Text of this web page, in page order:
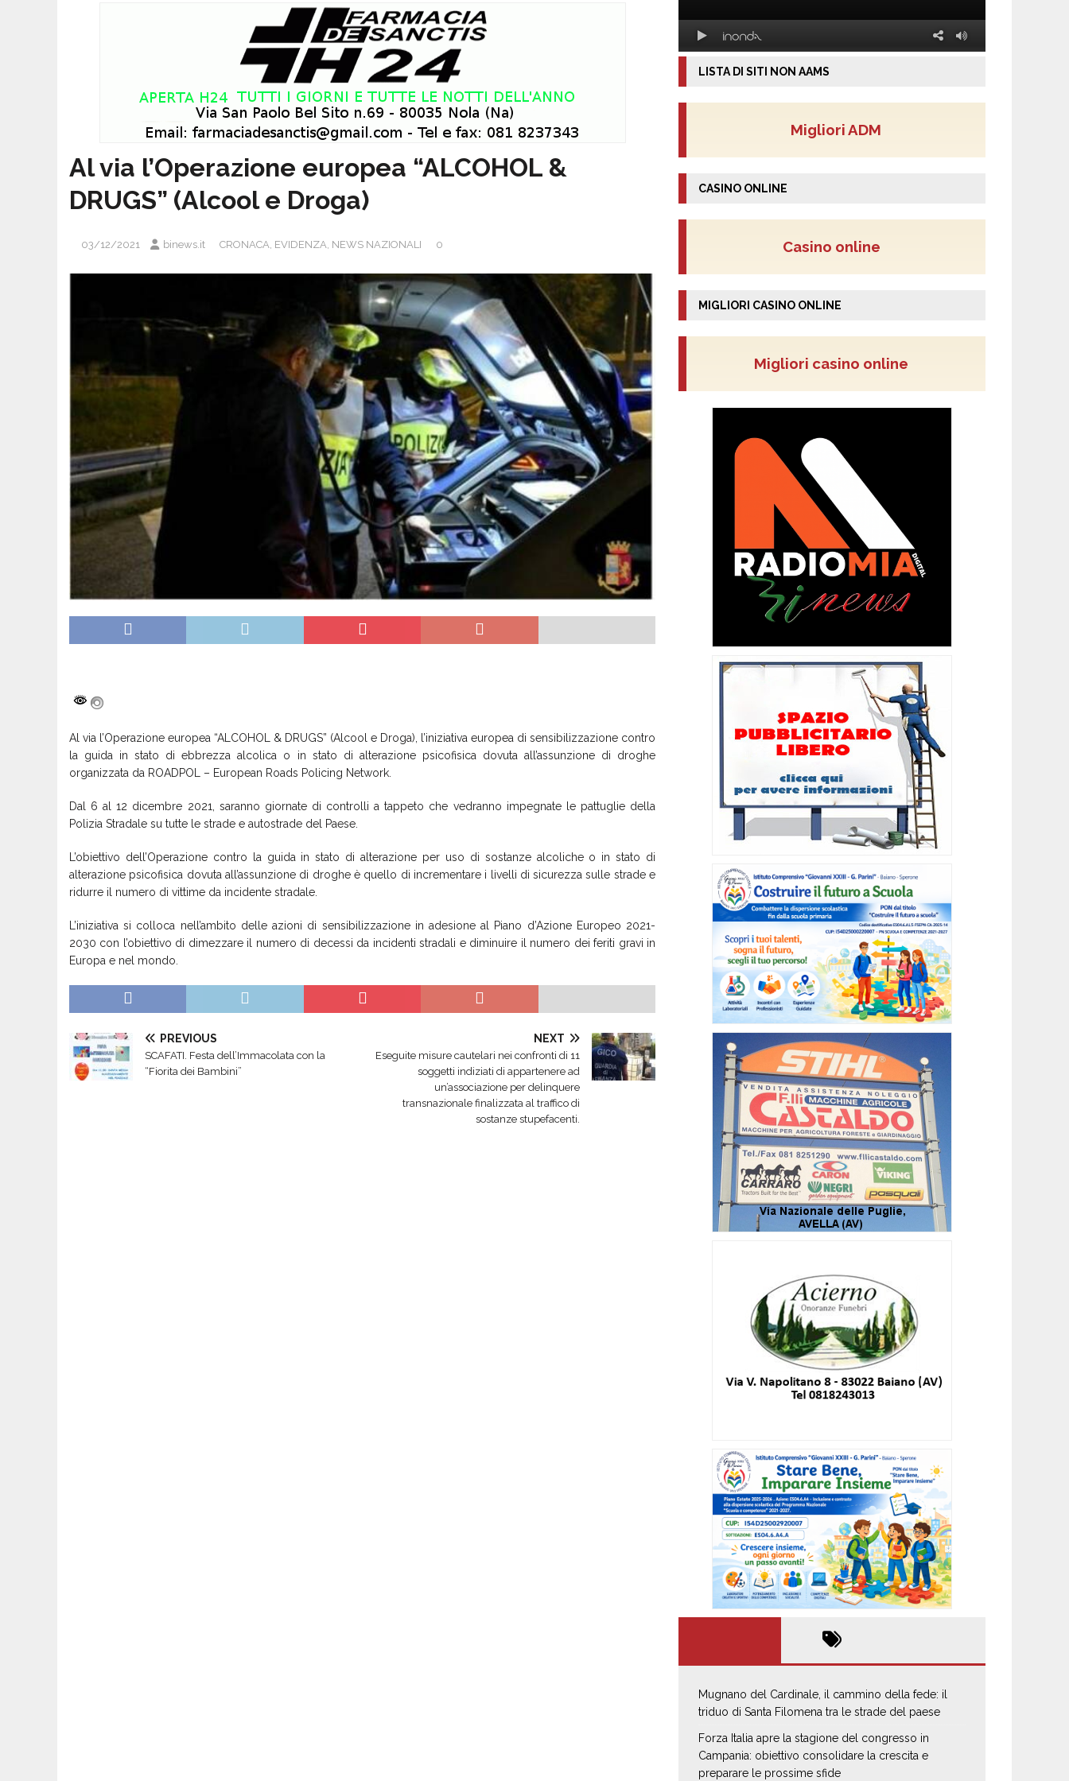
Al via l’Operazione europea “ALCOHOL &
DRUGS” (Alcool e Droga)
03/12/2021 binews.it CRONACA, EVIDENZA, NEWS NAZIONALI 0
Al via l’Operazione europea “ALCOHOL & DRUGS” (Alcool e Droga), l’iniziativa europea di sensibilizzazione contro
la guida in stato di ebbrezza alcolica o in stato di alterazione psicofisica dovuta all’assunzione di droghe
organizzata da ROADPOL – European Roads Policing Network.
Dal 6 al 12 dicembre 2021, saranno giornate di controlli a tappeto che vedranno impegnate le pattuglie della
Polizia Stradale su tutte le strade e autostrade del Paese.
L’obiettivo dell’Operazione contro la guida in stato di alterazione per uso di sostanze alcoliche o in stato di
alterazione psicofisica dovuta all’assunzione di droghe è quello di incrementare i livelli di sicurezza sulle strade e
ridurre il numero di vittime da incidente stradale.
L’iniziativa si colloca nell’ambito delle azioni di sensibilizzazione in adesione al Piano d’Azione Europeo 2021-
2030 con l’obiettivo di dimezzare il numero di decessi da incidenti stradali e diminuire il numero dei feriti gravi in
Europa e nel mondo.
PREVIOUS
SCAFATI. Festa dell’Immacolata con la
“Fiorita dei Bambini”
NEXT
Eseguite misure cautelari nei confronti di 11
soggetti indiziati di appartenere ad
un’associazione per delinquere
transnazionale finalizzata al traffico di
sostanze stupefacenti.
LISTA DI SITI NON AAMS
Migliori ADM
CASINO ONLINE
Casino online
MIGLIORI CASINO ONLINE
Migliori casino online
Mugnano del Cardinale, il cammino della fede: il
triduo di Santa Filomena tra le strade del paese
Forza Italia apre la stagione del congresso in
Campania: obiettivo consolidare la crescita e
preparare le prossime sfide